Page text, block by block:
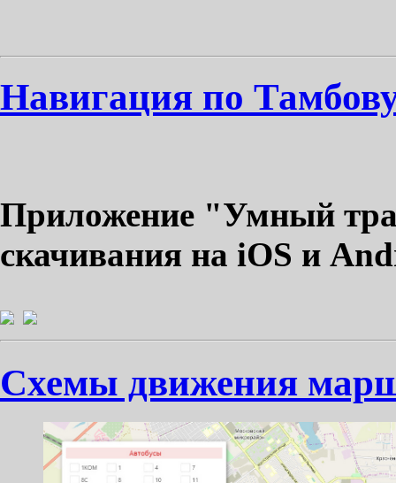
Навигация по
Приложение "Умный
скачивания на iOS и
Схемы движения